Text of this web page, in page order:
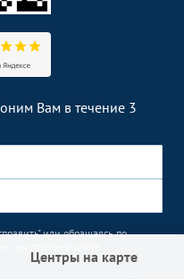
Центры на карте
Вам в течение 3
или обращаясь по
вы подтверждаете
обработки персональных